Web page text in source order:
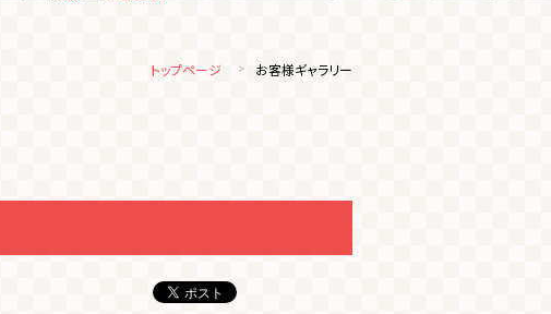
トップページ お客様ギャラリー